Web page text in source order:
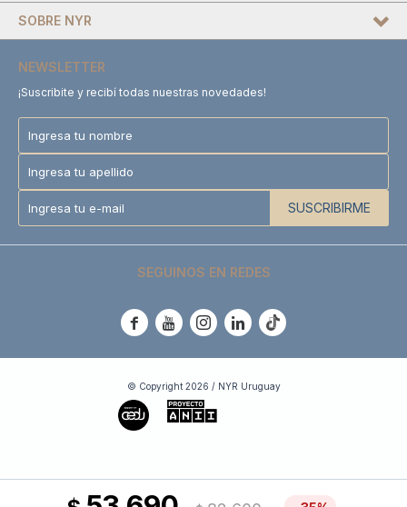
SOBRE NYR
NEWSLETTER
¡Suscribite y recibí todas nuestras novedades!
SUSCRIBIRME
SEGUINOS EN REDES
    
© Copyright 2026 / NYR Uruguay